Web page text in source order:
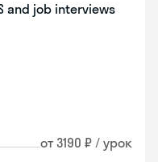
and job interviews
от 3190 ₽ / урок